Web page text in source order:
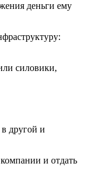
деньги ему
силовики,
другой и
и отдать